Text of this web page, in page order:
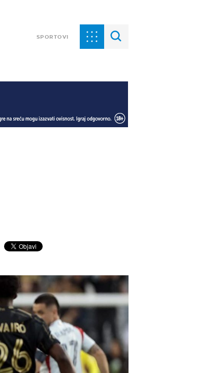
SPORTOVI